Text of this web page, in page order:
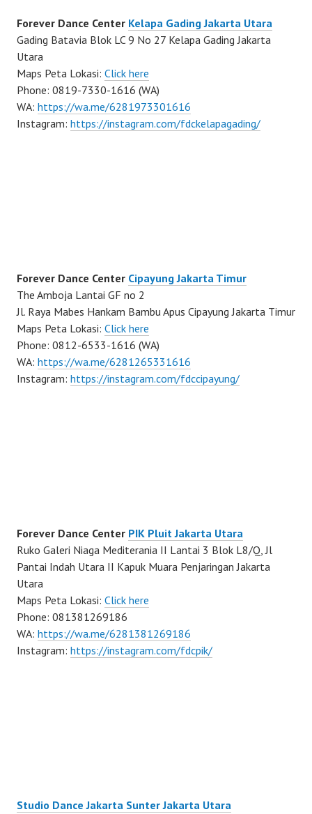
Forever Dance Center Kelapa Gading Jakarta Utara
Gading Batavia Blok LC 9 No 27 Kelapa Gading Jakarta
Utara
Maps Peta Lokasi: Click here
Phone: 0819-7330-1616 (WA)
WA: https://wa.me/6281973301616
Instagram: https://instagram.com/fdckelapagading/
Forever Dance Center Cipayung Jakarta Timur
The Amboja Lantai GF no 2
Jl. Raya Mabes Hankam Bambu Apus Cipayung Jakarta Timur
Maps Peta Lokasi: Click here
Phone: 0812-6533-1616 (WA)
WA: https://wa.me/6281265331616
Instagram: https://instagram.com/fdccipayung/
Forever Dance Center PIK Pluit Jakarta Utara
Ruko Galeri Niaga Mediterania II Lantai 3 Blok L8/Q, Jl
Pantai Indah Utara II Kapuk Muara Penjaringan Jakarta
Utara
Maps Peta Lokasi: Click here
Phone: 081381269186
WA: https://wa.me/6281381269186
Instagram: https://instagram.com/fdcpik/
Studio Dance Jakarta Sunter Jakarta Utara